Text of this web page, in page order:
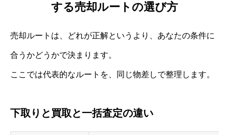
する売却ルートの選び方
売却ルートは、どれが正解というより、あなたの条件に
合うかどうかで決まります。
ここでは代表的なルートを、同じ物差しで整理します。
下取りと買取と一括査定の違い